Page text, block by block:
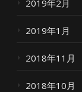
2019年2月
2019年1月
2018年11月
2018年10月